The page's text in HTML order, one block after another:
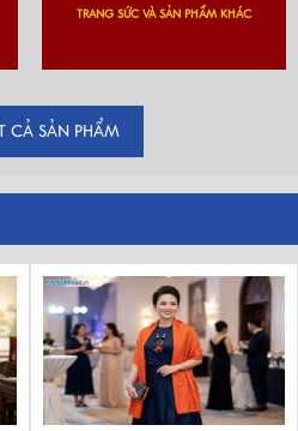
TRANG SỨC VÀ SẢN PHẨM KHÁC
CẢ SẢN PHẨM